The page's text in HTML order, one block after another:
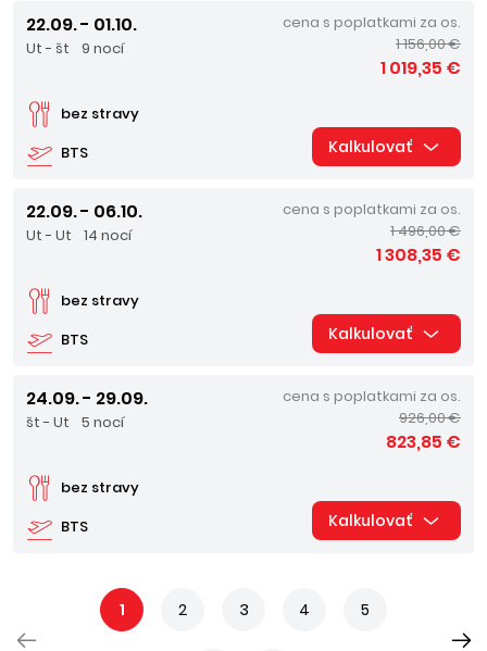
22.09. - 01.10.
Ut - št 9 nocí
BTS
bez stravy
cena s poplatkami za os.
1 156,00 €
1 019,35 €
Kalkulovať
22.09. - 06.10.
Ut - Ut 14 nocí
BTS
bez stravy
cena s poplatkami za os.
1 496,00 €
1 308,35 €
Kalkulovať
24.09. - 29.09.
št - Ut 5 nocí
BTS
bez stravy
cena s poplatkami za os.
926,00 €
823,85 €
Kalkulovať
1 2 3 4 5